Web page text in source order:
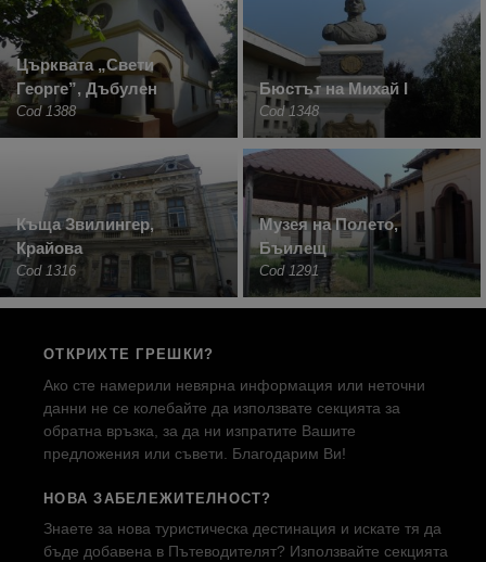
Църквата „Свети
Георге”, Дъбулен
Cod 1388
Бюстът на Михай I
Cod 1348
Къща Звилингер,
Крайова
Cod 1316
Музея на Полето,
Бъилещ
Cod 1291
ОТКРИХТЕ ГРЕШКИ?
Ако сте намерили невярна информация или неточни
данни не се колебайте да използвате секцията за
обратна връзка, за да ни изпратите Вашите
предложения или съвети. Благодарим Ви!
НОВА ЗАБЕЛЕЖИТЕЛНОСТ?
Знаете за нова туристическа дестинация и искате тя да
бъде добавена в Пътеводителят? Използвайте секцията